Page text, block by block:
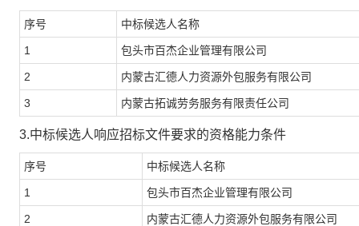
序号 中标候选人名称
1 包头市百杰企业管理有限公司
2 内蒙古汇德人力资源外包服务有限公司
3 内蒙古拓诚劳务服务有限责任公司
3.中标候选人响应招标文件要求的资格能力条件
序号 中标候选人名称
1 包头市百杰企业管理有限公司
2 内蒙古汇德人力资源外包服务有限公司